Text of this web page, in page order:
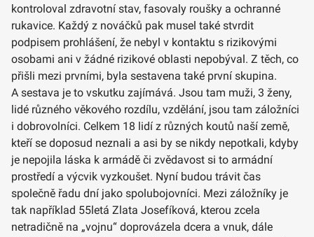
kontroloval zdravotní stav, fasovaly roušky a ochranné
rukavice. Každý z nováčků pak musel také stvrdit
podpisem prohlášení, že nebyl v kontaktu s rizikovými
osobami ani v žádné rizikové oblasti nepobýval. Z těch, co
přišli mezi prvními, byla sestavena také první skupina.
A sestava je to vskutku zajímává. Jsou tam muži, 3 ženy,
lidé různého věkového rozdílu, vzdělání, jsou tam záložníci
i dobrovolníci. Celkem 18 lidí z různých koutů naší země,
kteří se doposud neznali a asi by se nikdy nepotkali, kdyby
je nepojila láska k armádě či zvědavost si to armádní
prostředí a výcvik vyzkoušet. Nyní budou trávit čas
společně řadu dní jako spolubojovníci. Mezi záložníky je
tak například 55letá Zlata Josefíková, kterou zcela
netradičně na „vojnu“ doprovázela dcera a vnuk, dále